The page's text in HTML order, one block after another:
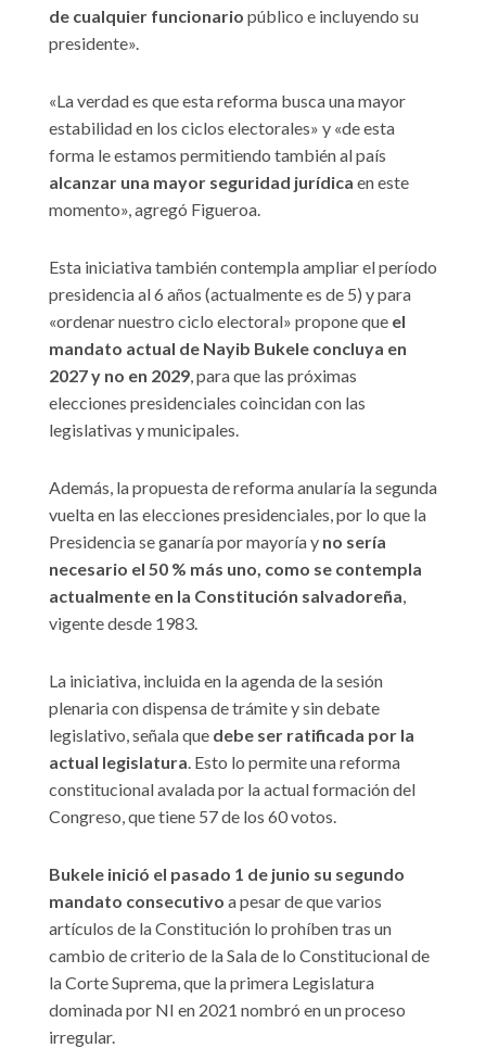
de cualquier funcionario público e incluyendo su
presidente».
«La verdad es que esta reforma busca una mayor
estabilidad en los ciclos electorales» y «de esta
forma le estamos permitiendo también al país
alcanzar una mayor seguridad jurídica en este
momento», agregó Figueroa.
Esta iniciativa también contempla ampliar el período
presidencia al 6 años (actualmente es de 5) y para
«ordenar nuestro ciclo electoral» propone que el
mandato actual de Nayib Bukele concluya en
2027 y no en 2029 , para que las próximas
elecciones presidenciales coincidan con las
legislativas y municipales.
Además, la propuesta de reforma anularía la segunda
vuelta en las elecciones presidenciales, por lo que la
Presidencia se ganaría por mayoría y no sería
necesario el 50 % más uno, como se contempla
actualmente en la Constitución salvadoreña
vigente desde 1983.
La iniciativa, incluida en la agenda de la sesión
plenaria con dispensa de trámite y sin debate
legislativo, señala que debe ser ratificada por la
actual legislatura . Esto lo permite una reforma
constitucional avalada por la actual formación del
Congreso, que tiene 57 de los 60 votos.
Bukele inició el pasado 1 de junio su segundo
mandato consecutivo a pesar de que varios
artículos de la Constitución lo prohíben tras un
cambio de criterio de la Sala de lo Constitucional de
la Corte Suprema, que la primera Legislatura
dominada por NI en 2021 nombró en un proceso
irregular.